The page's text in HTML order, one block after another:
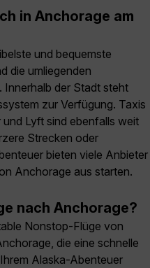
in Anchorage am
und bequemste
die umliegenden
der Stadt steht
zur Verfügung. Taxis
Lyft sind ebenfalls weit
Strecken oder
bieten viele Anbieter
Anchorage aus starten.
nach Anchorage?
Nonstop-Flüge von
die eine schnelle
Alaska-Abenteuer